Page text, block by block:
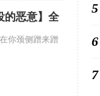
恶意】全
你颈侧蹭来蹭
5
6
7